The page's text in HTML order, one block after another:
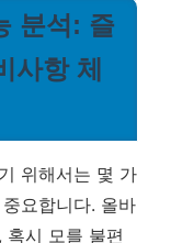
분석: 즐
사항 체
위해서는 몇 가
요합니다. 올바
혹시 모를 불편